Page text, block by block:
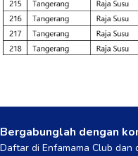
Bergabunglah dengan
Daftar di Enfamama Club